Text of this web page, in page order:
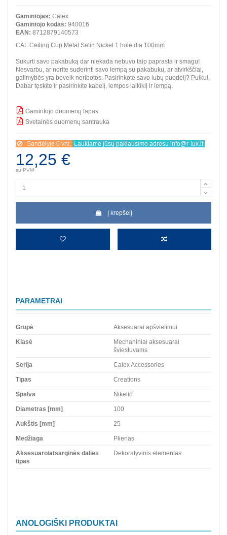
Gamintojas: Calex
Gamintojo kodas: 940016
EAN: 8712879140573
CAL Ceiling Cup Metal Satin Nickel 1 hole dia 100mm
Sukurti savo pakabuką dar niekada nebuvo taip paprasta ir smagu!
Nesvarbu, ar norite suderinti savo lempą su pakabuku, ar atvirkščiai,
galimybės yra beveik neribotos. Pasirinkote savo lubų puodelį? Puiku!
Dabar tęskite ir pasirinkite kabelį, lempos laikiklį ir lempą.
Gamintojo duomenų lapas
Svetainės duomenų santrauka
Sandėlyje 0 vnt. Laukiame jūsų paklausimo adresu info@r-lux.lt
12,25 €
su PVM
Į krepšelį
PARAMETRAI
Grupė Aksesuarai apšvietimui
Klasė
Mechaniniai aksesuarai
šviestuvams
Serija Calex Accessories
Tipas Creations
Spalva Nikelio
Diametras [mm] 100
Aukštis [mm] 25
Medžiaga Plienas
Aksesuaro/atsarginės dalies
tipas
Dekoratyvinis elementas
ANOLOGIŠKI PRODUKTAI